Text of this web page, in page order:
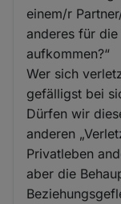
einem/r
anderes für
aufkommen?“
Wer sich
gefälligst bei
Dürfen wir
anderen
Privatleben
aber die